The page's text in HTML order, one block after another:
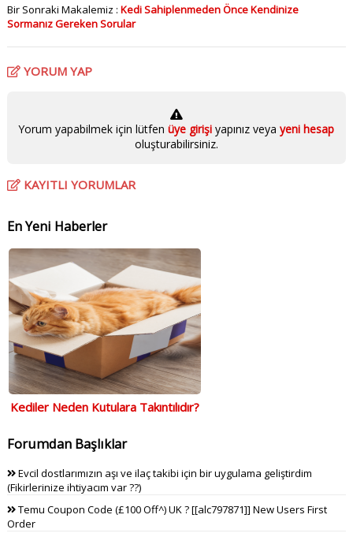
Bir Sonraki Makalemiz : Kedi Sahiplenmeden Önce Kendinize
Sormanız Gereken Sorular
YORUM YAP
Yorum yapabilmek için lütfenüye girişiyapınız veya yeni hesap
oluşturabilirsiniz.
KAYITLI YORUMLAR
En Yeni Haberler
Kediler Neden Kutulara Takıntılıdır?
Forumdan Başlıklar
Evcil dostlarımızın aşı ve ilaç takibi için bir uygulama geliştirdim
(Fikirlerinize ihtiyacım var ??)
Temu Coupon Code (£100 Off^) UK ? [[alc797871]] New Users First
Order